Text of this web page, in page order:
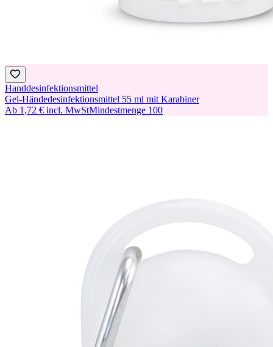
Handdesinfektionsmittel
Gel-Händedesinfektionsmittel 55 ml mit Karabiner
Ab 1,72 € incl. MwStMindestmenge 100